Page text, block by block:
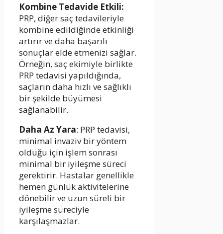
Kombine Tedavide Etkili:
PRP, diğer saç tedavileriyle
kombine edildiğinde etkinliği
artırır ve daha başarılı
sonuçlar elde etmenizi sağlar.
Örneğin, saç ekimiyle birlikte
PRP tedavisi yapıldığında,
saçların daha hızlı ve sağlıklı
bir şekilde büyümesi
sağlanabilir.
Daha Az Yara: PRP tedavisi,
minimal invaziv bir yöntem
olduğu için işlem sonrası
minimal bir iyileşme süreci
gerektirir. Hastalar genellikle
hemen günlük aktivitelerine
dönebilir ve uzun süreli bir
iyileşme süreciyle
karşılaşmazlar.